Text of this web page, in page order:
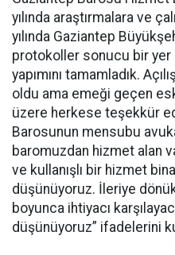
yılında araştırmalara ve
yılında Gaziantep
protokoller sonucu bir yer
yapımını tamamladık.
oldu ama emeği geçen
üzere herkese teşekkür
Barosunun mensubu
baromuzdan hizmet alan
ve kullanışlı bir hizmet
düşünüyoruz. İleriye
boyunca ihtiyacı
düşünüyoruz” ifadelerini